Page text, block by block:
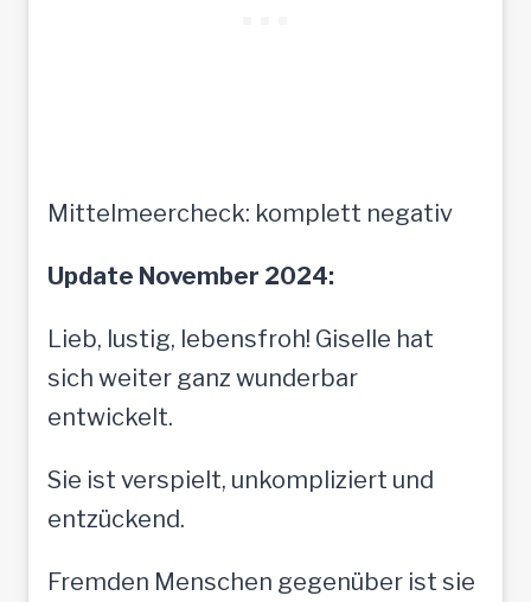
Mittelmeercheck: komplett negativ
Update November 2024:
Lieb, lustig, lebensfroh! Giselle hat
sich weiter ganz wunderbar
entwickelt.
Sie ist verspielt, unkompliziert und
entzückend.
Fremden Menschen gegenüber ist sie